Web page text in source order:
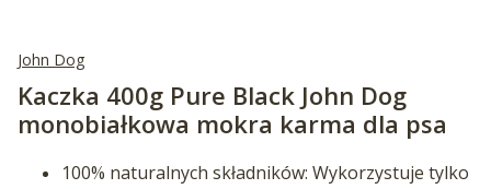
John Dog
Kaczka 400g Pure Black John Dog
monobiałkowa mokra karma dla psa
100% naturalnych składników: Wykorzystuje tylko